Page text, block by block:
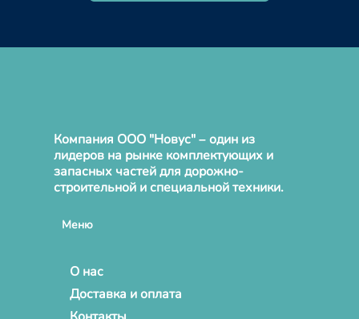
Компания ООО "Новус" – один из
лидеров на рынке комплектующих и
запасных частей для дорожно-
строительной и специальной техники.
Меню
О нас
Доставка и оплата